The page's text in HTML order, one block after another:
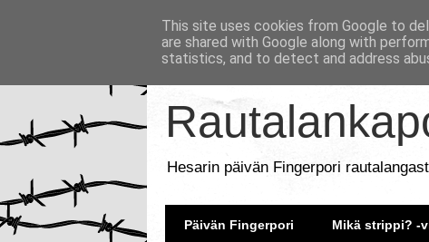
Hesarin päivän Fingerpori
Päivän Fingerpori Mikä strippi? -
This site uses cookies from Google to
are shared with Google along with
statistics, and to detect and address